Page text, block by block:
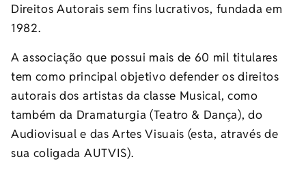
Direitos Autorais sem fins lucrativos, fundada em
1982.
A associação que possui mais de 60 mil titulares
tem como principal objetivo defender os direitos
autorais dos artistas da classe Musical, como
também da Dramaturgia (Teatro & Dança), do
Audiovisual e das Artes Visuais (esta, através de
sua coligada AUTVIS).